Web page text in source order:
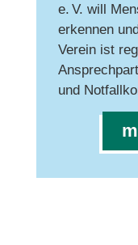
e. V. will
erkennen
Verein ist
und